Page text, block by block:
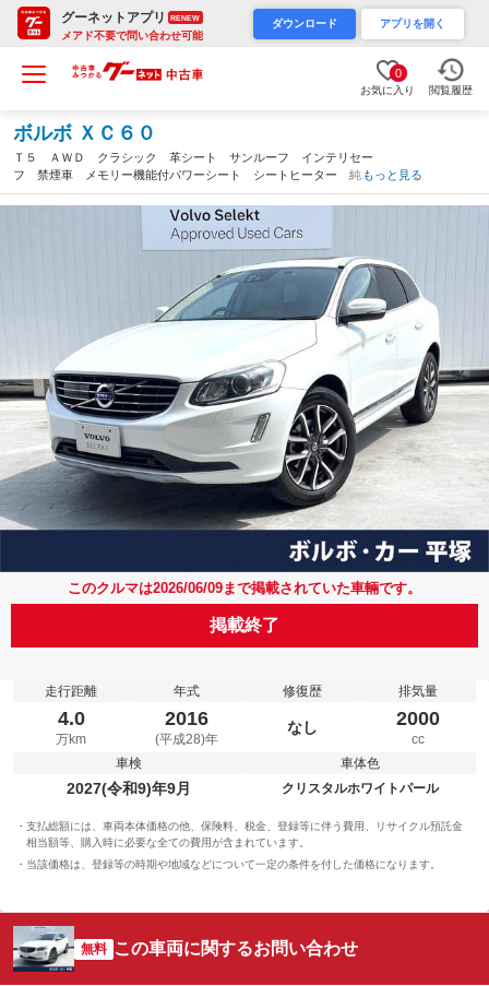
グーネットアプリ RENEW
メアド不要で問い合わせ可能
ダウンロード アプリを開く
0
お気に入り 閲覧履歴
ボルボ ＸＣ６０
Ｔ５ ＡＷＤ クラシック 革シート サンルーフ インテリセー
フ 禁煙車 メモリー機能付パワーシート シートヒーター 純正
ナビ Ｂｌｕｅｔｏｏｔｈ フルセグＴＶ ＨＩＤヘッドライト
ブラインドスポット（神奈川県）
もっと見る
このクルマは2026/06/09まで掲載されていた車輛です。
掲載終了
走行距離
4.0
万km
年式
2016
(平成28)年
修復歴
なし
排気量
2000
cc
車検
2027(令和9)年9月
車体色
クリスタルホワイトパール
支払総額には、車両本体価格の他、保険料、税金、登録等に伴う費用、リサイクル預託金
相当額等、購入時に必要な全ての費用が含まれています。
当該価格は、登録等の時期や地域などについて一定の条件を付した価格になります。
無料 この車両に関するお問い合わせ